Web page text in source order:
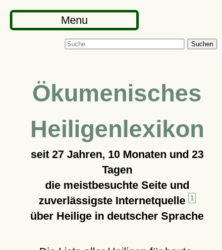
Menu
Suchen
Ökumenisches
Heiligenlexikon
seit 27 Jahren, 10 Monaten und 23
Tagen
die meistbesuchte Seite und
zuverlässigste Internetquelle
1
über Heilige in deutscher Sprache